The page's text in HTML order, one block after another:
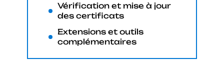
Vérification et mise à jour
des certificats
Extensions et outils
complémentaires